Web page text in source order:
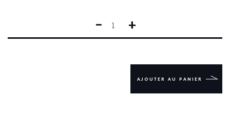
QUANTITÉ
DE
STEAK
LAVANDE
− +
AJOUTER AU PANIER